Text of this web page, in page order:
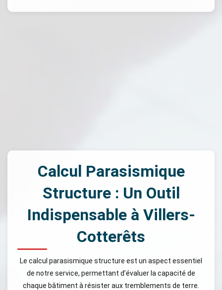
Calcul Parasismique
Structure : Un Outil
Indispensable à Villers-
Cotterêts
Le calcul parasismique structure est un aspect essentiel
de notre service, permettant d’évaluer la capacité de
chaque bâtiment à résister aux tremblements de terre.